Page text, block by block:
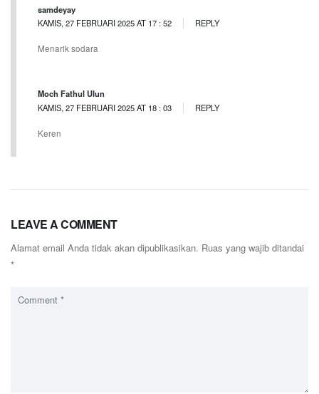
samdeyay
KAMIS, 27 FEBRUARI 2025 AT 17 : 52
REPLY
Menarik sodara
Moch Fathul Ulun
KAMIS, 27 FEBRUARI 2025 AT 18 : 03
REPLY
Keren
LEAVE A COMMENT
Alamat email Anda tidak akan dipublikasikan. Ruas yang wajib ditandai
*